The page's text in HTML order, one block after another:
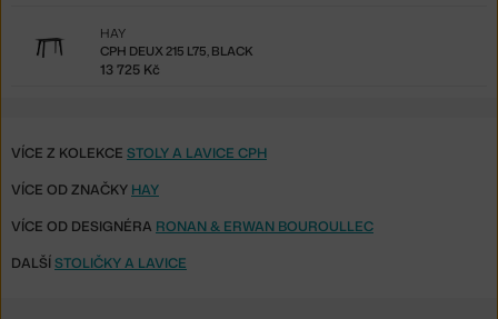
CPH DEUX 215 L75, BLACK
HAY
13 725 Kč
VÍCE Z KOLEKCE STOLY A LAVICE CPH
VÍCE OD ZNAČKY HAY
VÍCE OD DESIGNÉRA RONAN & ERWAN BOUROULLEC
DALŠÍSTOLIČKY A LAVICE